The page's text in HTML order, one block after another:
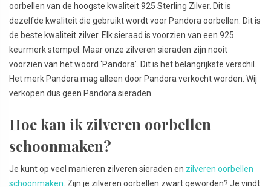
oorbellen van de hoogste kwaliteit 925 Sterling Zilver. Dit is
dezelfde kwaliteit die gebruikt wordt voor Pandora oorbellen. Dit is
de beste kwaliteit zilver. Elk sieraad is voorzien van een 925
keurmerk stempel. Maar onze zilveren sieraden zijn nooit
voorzien van het woord ‘Pandora’. Dit is het belangrijkste verschil.
Het merk Pandora mag alleen door Pandora verkocht worden. Wij
verkopen dus geen Pandora sieraden.
Hoe kan ik zilveren oorbellen
schoonmaken?
Je kunt op veel manieren zilveren sieraden en zilveren oorbellen
schoonmaken . Zijn je zilveren oorbellen zwart geworden? Je vindt